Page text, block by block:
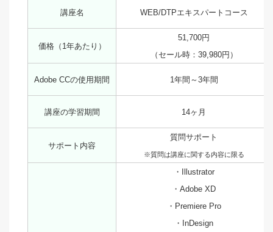
講座名 WEB/DTPエキスパートコース
価格（1年あたり）
51,700円
（セール時：39,980円）
Adobe CCの使用期間 1年間～3年間
講座の学習期間 14ヶ月
サポート内容
質問サポート
※質問は講座に関する内容に限る
・Illustrator
・Adobe XD
・Premiere Pro
・InDesign